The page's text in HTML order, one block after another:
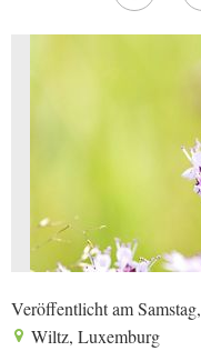
Veröffentlicht am
Wiltz, Luxemburg